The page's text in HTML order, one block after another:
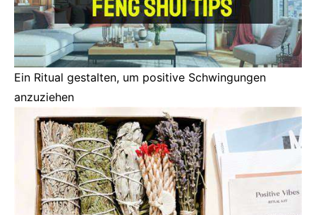
Ein Ritual gestalten, um positive Schwingungen
anzuziehen